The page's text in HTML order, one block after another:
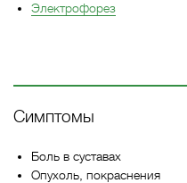
Электрофорез
Симптомы
Боль в суставах
Опухоль, покраснения